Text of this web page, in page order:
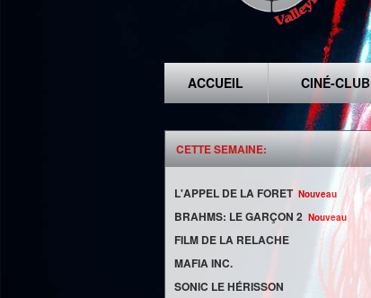
ACCUEIL CINÉ-CLUB
CETTE SEMAINE:
L'APPEL DE LA FORET Nouveau
BRAHMS: LE GARÇON 2 Nouveau
FILM DE LA RELACHE
MAFIA INC.
SONIC LE HÉRISSON